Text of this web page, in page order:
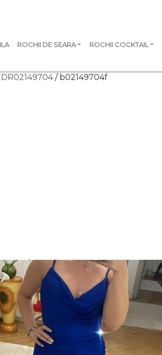
ROCHII DE SEARA ROCHII COCKTAIL
/ b02149704f